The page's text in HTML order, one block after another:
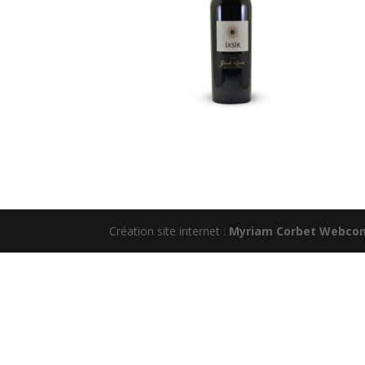
Création site internet : Myriam Corbet